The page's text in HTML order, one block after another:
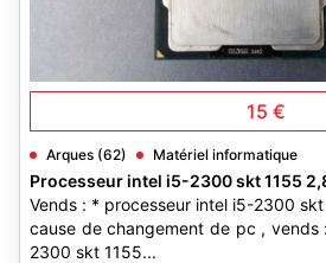
15 €
Arques (62) Matériel informatique
Processeur intel i5-2300 skt 1155
Vends : * processeur intel i5-2300
cause de changement de pc ,
2300 skt 1155...